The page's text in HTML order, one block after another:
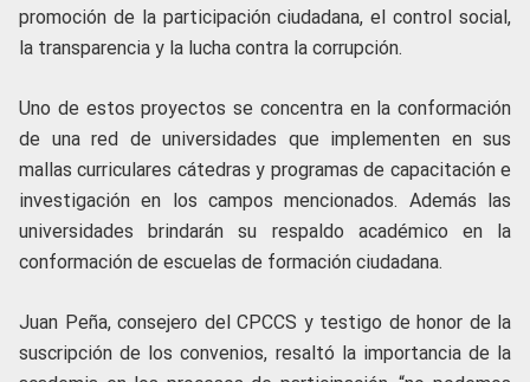
promoción de la participación ciudadana, el control social,
la transparencia y la lucha contra la corrupción.
Uno de estos proyectos se concentra en la conformación
de una red de universidades que implementen en sus
mallas curriculares cátedras y programas de capacitación e
investigación en los campos mencionados. Además las
universidades brindarán su respaldo académico en la
conformación de escuelas de formación ciudadana.
Juan Peña, consejero del CPCCS y testigo de honor de la
suscripción de los convenios, resaltó la importancia de la